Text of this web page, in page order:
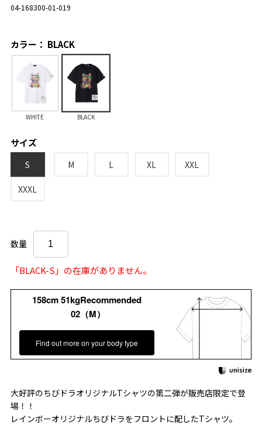
04-168300-01-019
カラー： BLACK
WHITE BLACK
サイズ
S M L XL XXL
XXXL
数量
「BLACK-S」の在庫がありません。
158cm 51kgRecommended
02（M）
Find out more on your body type
大好評のちびドラオリジナルTシャツの第二弾が販売店限定で登
場！！
レインボーオリジナルちびドラをフロントに配したTシャツ。